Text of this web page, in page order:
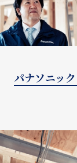
パナソニッ